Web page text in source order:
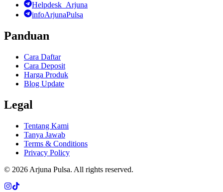
Helpdesk_Arjuna
infoArjunaPulsa
Panduan
Cara Daftar
Cara Deposit
Harga Produk
Blog Update
Legal
Tentang Kami
Tanya Jawab
Terms & Conditions
Privacy Policy
© 2026 Arjuna Pulsa. All rights reserved.